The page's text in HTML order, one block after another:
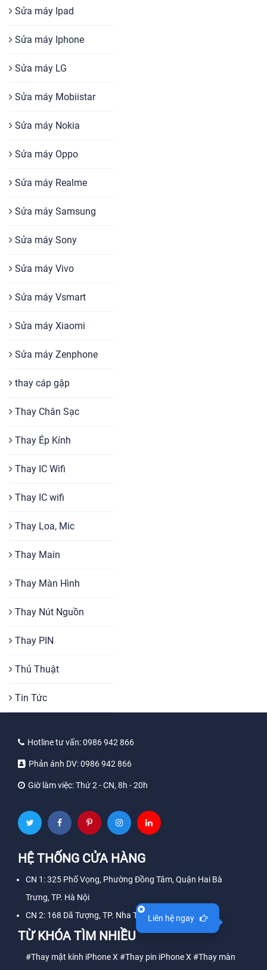
Sửa máy Ipad
Sửa máy Iphone
Sửa máy LG
Sửa máy Mobiistar
Sửa máy Nokia
Sửa máy Oppo
Sửa máy Realme
Sửa máy Samsung
Sửa máy Sony
Sửa máy Vivo
Sửa máy Vsmart
Sửa máy Xiaomi
Sửa máy Zenphone
thay cáp gập
Thay Chân Sạc
Thay Ép Kính
Thay IC Wifi
Thay IC wifi
Thay Loa, Mic
Thay Main
Thay Màn Hình
Thay Nút Nguồn
Thay PIN
Thủ Thuật
Tin Tức
Hotline tư vấn:0986 942 866
Phản ánh DV:0986 942 866
Giờ làm việc:Thứ 2 - CN, 8h - 20h
HỆ THỐNG CỬA HÀNG
CN 1: 325 Phố Vọng, Phường Đồng Tâm, Quận Hai Bà
Trưng, TP. Hà Nội
CN 2: 168 Dã Tượng, TP. Nha Trang, Tỉnh Khánh Hòa
TỪ KHÓA TÌM NHIỀU
#Thay mặt kính iPhone X #Thay pin iPhone X #Thay màn
Liên hệ ngay